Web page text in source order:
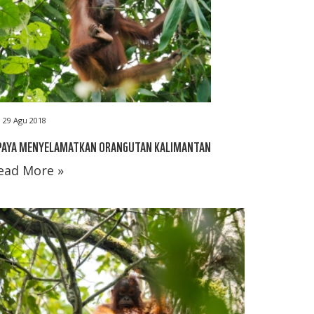
29 Agu 2018
MENYELAMATKAN ORANGUTAN KALIMANTAN
More »